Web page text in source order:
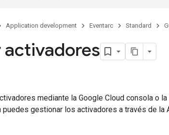
Application development Eventarc Standard
mediante la Google Cloud consola o
puedes gestionar los activadores a través de la